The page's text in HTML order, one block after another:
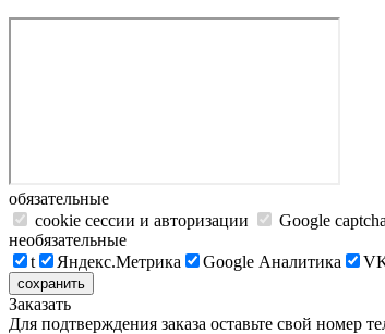
обязательные
cookie сессии и авторизации
Google captcha
необязательные
t
Яндекс.Метрика Google Аналитика
сохранить
Заказать
Для подтверждения заказа оставьте свой номер